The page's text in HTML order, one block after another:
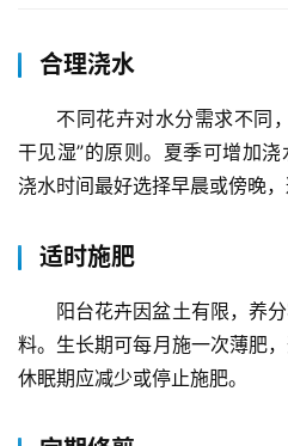
合理浇水
不同花卉对水分需求不同
干见湿”的原则。夏季可增加浇
浇水时间最好选择早晨或傍晚，
适时施肥
阳台花卉因盆土有限，养
料。生长期可每月施一次薄肥
休眠期应减少或停止施肥。